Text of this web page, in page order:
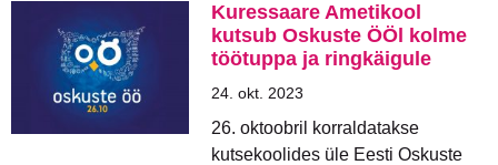
Kuressaare Ametikool
kutsub Oskuste ÖÖl kolme
töötuppa ja ringkäigule
24. okt. 2023
26. oktoobril korraldatakse
kutsekoolides üle Eesti Oskuste